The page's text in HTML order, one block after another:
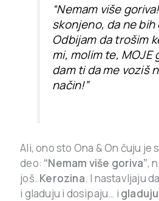
“Nemam više
skonjeno, da ne
Odbijam da trošim
mi, molim te, MOJE
dam ti da me voziš
način!”
Ali, ono sto Ona & On čuju je
deo: “Nemam više goriva”,
još. Kerozina. I nastavljaju
i gladuju i dosipaju… i gladuju